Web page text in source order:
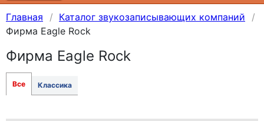
Главная
Каталог звукозаписывающих компаний
Фирма Eagle Rock
Фирма Eagle Rock
Все Классика